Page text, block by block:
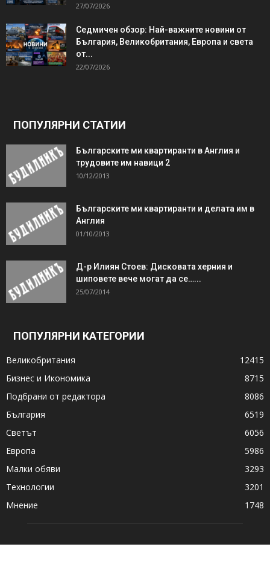
27/07/2026
Седмичен обзор: Най-важните новини от
България, Великобритания, Европа и света
от...
22/07/2026
ПОПУЛЯРНИ СТАТИИ
Българските ми квартиранти в Англия и
трудовите им навици 2
10/12/2013
Българските ми квартиранти и делата им в
Англия
01/10/2013
Д-р Илиян Стоев: Дисковата херния и
шиповете вече могат да се…...
25/07/2014
ПОПУЛЯРНИ КАТЕГОРИИ
Великобритания
12415
Бизнес и Икономика
8715
Подбрани от редактора
8086
България
6519
Светът
6056
Европа
5986
Малки обяви
3293
Технологии
3201
Мнение
1748